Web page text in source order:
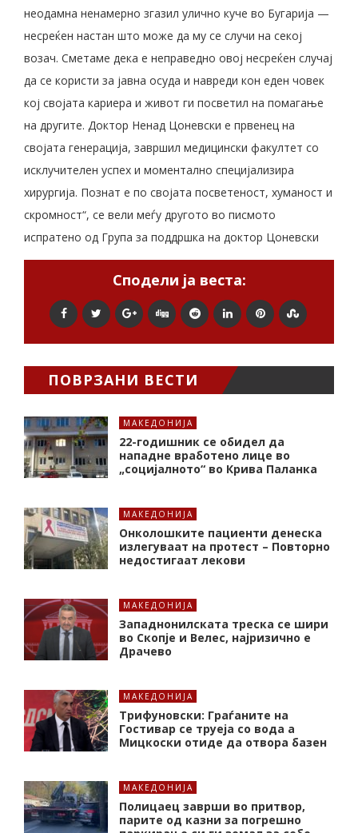
неодамна ненамерно згазил улично куче во Бугарија —
несреќен настан што може да му се случи на секој
возач. Сметаме дека е неправедно овој несреќен случај
да се користи за јавна осуда и навреди кон еден човек
кој својата кариера и живот ги посветил на помагање
на другите. Доктор Ненад Цоневски е првенец на
својата генерација, завршил медицински факултет со
исклучителен успех и моментално специјализира
хирургија. Познат е по својата посветеност, хуманост и
скромност“, се вели меѓу другото во писмото
испратено од Група за поддршка на доктор Цоневски
Сподели ја веста:
ПОВРЗАНИ ВЕСТИ
МАКЕДОНИЈА
22-годишник се обидел да
нападне вработено лице во
„социјалното“ во Крива Паланка
МАКЕДОНИЈА
Онколошките пациенти денеска
излегуваат на протест – Повторно
недостигаат лекови
МАКЕДОНИЈА
Западнонилската треска се шири
во Скопје и Велес, најризично е
Драчево
МАКЕДОНИЈА
Трифуновски: Граѓаните на
Гостивар се труеја со вода а
Мицкоски отиде да отвора базен
МАКЕДОНИЈА
Полицаец заврши во притвор,
парите од казни за погрешно